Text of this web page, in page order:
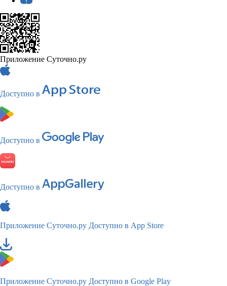
Приложение Суточно.ру
Доступно в
Доступно в
Доступно в
Приложение Суточно.ру Доступно в App Store
Приложение Суточно.ру Доступно в Google Play